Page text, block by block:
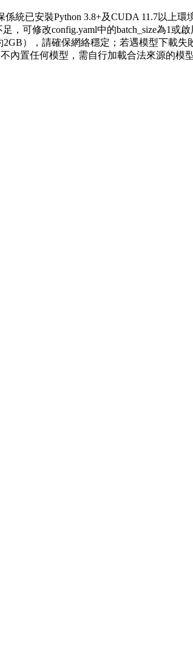
統已安裝Python 3.8+及CUDA 11.7以上
足，可修改config.yaml中的batch_size為1
），請確保網絡穩定；若遇模型下載失
內置任何模型，需自行加載合法來源的模型